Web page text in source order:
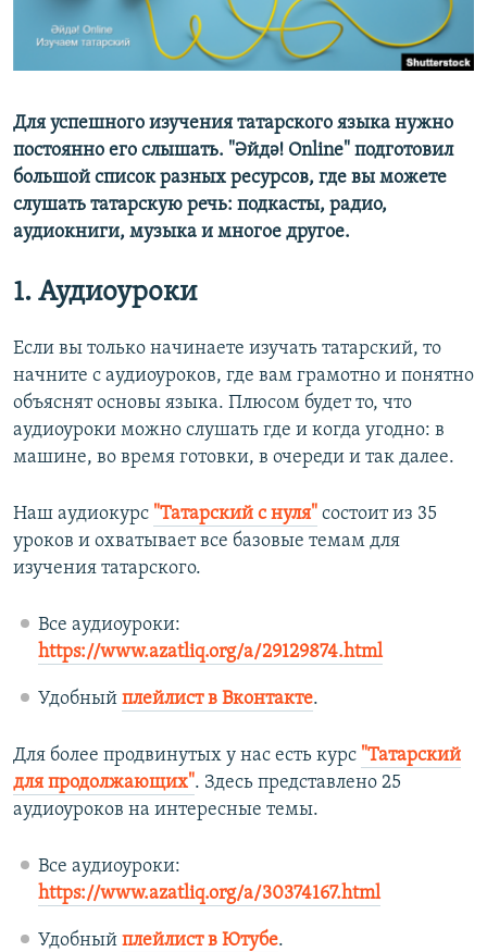
КИНОХАНӘ
ӘЙДӘ ONLINE
IDEL.РЕАЛИИ
БЕЗГӘ КУШЫЛЫГЫЗ!
БАШКА ТЕЛЛӘРДӘ
Для успешного изучения татарского языка нужно
постоянно его слышать. "Әйдә! Online" подготовил
большой список разных ресурсов, где вы можете
слушать татарскую речь: подкасты, радио,
аудиокниги, музыка и многое другое.
1. Аудиоуроки
Если вы только начинаете изучать татарский, то
начните с аудиоуроков, где вам грамотно и понятно
объяснят основы языка. Плюсом будет то, что
аудиоуроки можно слушать где и когда угодно: в
машине, во время готовки, в очереди и так далее.
Наш аудиокурс "Татарский с нуля" состоит из 35
уроков и охватывает все базовые темам для
изучения татарского.
Все аудиоуроки:
https://www.azatliq.org/a/29129874.html
Удобный плейлист в Вконтакте.
Для более продвинутых у нас есть курс "Татарский
для продолжающих". Здесь представлено 25
аудиоуроков на интересные темы.
Все аудиоуроки:
https://www.azatliq.org/a/30374167.html
Удобный плейлист в Ютубе.